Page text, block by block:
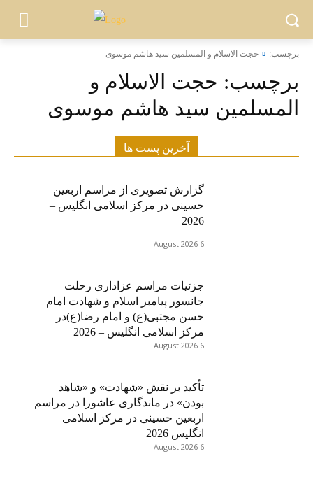
برچسب: حجت الاسلام و المسلمین سید هاشم موسوی
برچسب: حجت الاسلام و
المسلمین سید هاشم موسوی
آخرین پست ها
گزارش تصویری از مراسم اربعین
حسینی در مرکز اسلامی انگلیس –
2026
6 August 2026
جزئیات مراسم عزاداری رحلت
جانسور پیامبر اسلام و شهادت امام
حسن مجتبی(ع) و امام رضا(ع)در
مرکز اسلامی انگلیس – 2026
6 August 2026
تأکید بر نقش «شهادت» و «شاهد
بودن» در ماندگاری عاشورا در مراسم
اربعین حسینی در مرکز اسلامی
انگلیس 2026
6 August 2026